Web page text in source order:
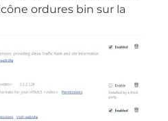
ordures bin sur la